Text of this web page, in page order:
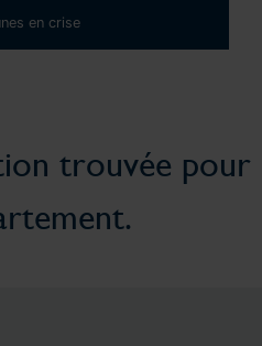
en crise
trouvée pour